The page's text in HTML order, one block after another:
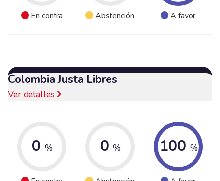
En contra Abstención A favor
Colombia Justa Libres
Ver detalles
0 % 0 % 100 %